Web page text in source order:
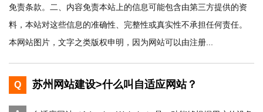
免责条款。二、内容免责本站上的信息可能包含由第三方提供的资
料，本站对这些信息的准确性、完整性或真实性不承担任何责任。
本网站图片，文字之类版权申明，因为网站可以由注册...
Q 苏州网站建设>什么叫自适应网站？